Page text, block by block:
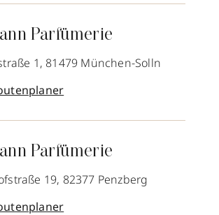
Parfümerie
1, 81479 München-Solln
Parfümerie
19, 82377 Penzberg